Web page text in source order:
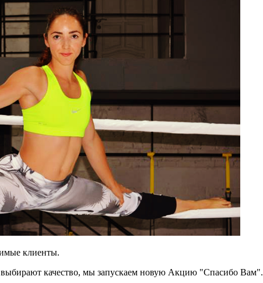
клиенты.
качество, мы запускаем новую Акцию "Спасибо Вам".